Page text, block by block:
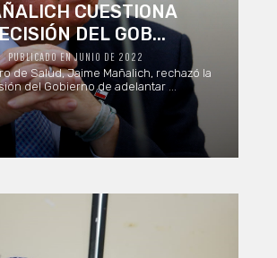
CUESTIONA
DEL GOB...
PUBLICADO EN JUNIO DE 2022
de Salud, Jaime Mañalich, rechazó la
del Gobierno de adelantar ...